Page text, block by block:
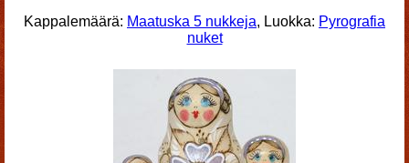
Kappalemäärä: Maatuska 5 nukkeja, Luokka: Pyrografia
nuket